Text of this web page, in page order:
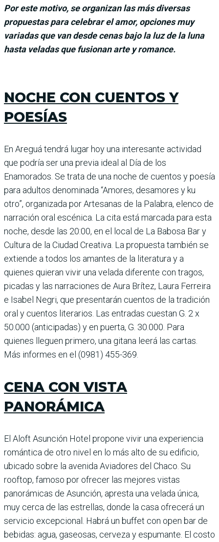
Por este motivo, se organizan las más diversas
propuestas para celebrar el amor, opciones muy
variadas que van desde cenas bajo la luz de la luna
hasta veladas que fusionan arte y romance.
NOCHE CON CUENTOS Y
POESÍAS
En Areguá tendrá lugar hoy una interesante actividad
que podría ser una previa ideal al Día de los
Enamorados. Se trata de una noche de cuentos y poesía
para adultos denominada “Amores, desamores y ku
otro”, organizada por Artesanas de la Palabra, elenco de
narración oral escénica. La cita está marcada para esta
noche, desde las 20:00, en el local de La Babosa Bar y
Cultura de la Ciudad Creativa. La propuesta también se
extiende a todos los amantes de la literatura y a
quienes quieran vivir una velada diferente con tragos,
picadas y las narraciones de Aura Brítez, Laura Ferreira
e Isabel Negri, que presentarán cuentos de la tradición
oral y cuentos litera­rios. Las entradas cuestan G. 2 x
50.000 (anticipadas) y en puerta, G. 30.000. Para
quienes lleguen primero, una gitana leerá las cartas.
Más informes en el (0981) 455-369.
CENA CON VISTA
PANORÁMICA
El Aloft Asunción Hotel propone vivir una experiencia
romántica de otro nivel en lo más alto de su edificio,
ubicado sobre la avenida Aviadores del Chaco. Su
rooftop, famoso por ofrecer las mejores vis­tas
panorámicas de Asunción, apresta una velada única,
muy cerca de las estrellas, donde la casa ofrecerá un
servicio excepcional. Habrá un buffet con open bar de
bebidas: agua, gaseosas, cerveza y espumante. El costo